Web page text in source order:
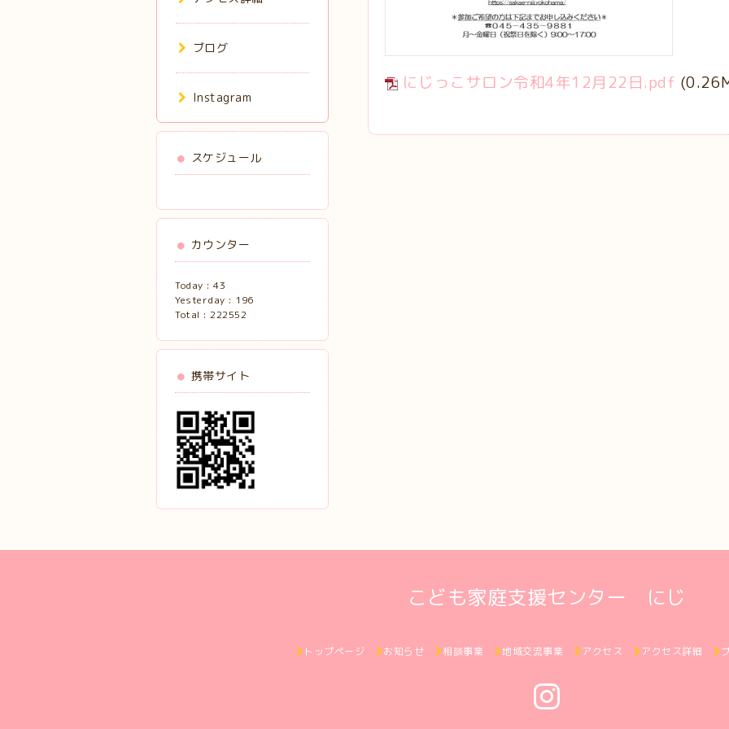
にじっこサロン令和4年12月22日.pdf
ブログ
Instagram
スケジュール
カウンター
Today : 43
Yesterday : 196
Total : 222552
携帯サイト
こども家庭支援センター にじ
トップページ お知らせ 相談事業 地域交流事業 アクセス アクセス詳細